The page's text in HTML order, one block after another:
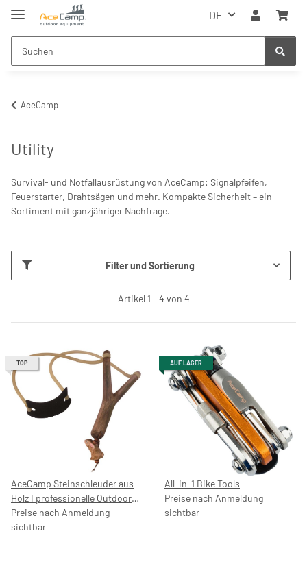
DE
AceCamp
Utility
Survival- und Notfallausrüstung von AceCamp: Signalpfeifen,
Feuerstarter, Drahtsägen und mehr. Kompakte Sicherheit – ein
Sortiment mit ganzjähriger Nachfrage.
Filter und Sortierung
Artikel 1 - 4 von 4
TOP
AceCamp Steinschleuder aus
Holz I professionelle Outdoor-
Zwille für Sport, Jagd, Angeln
und Baumpflege, 8400
Preise nach Anmeldung
sichtbar
AUF LAGER
All-in-1 Bike Tools
Preise nach Anmeldung
sichtbar